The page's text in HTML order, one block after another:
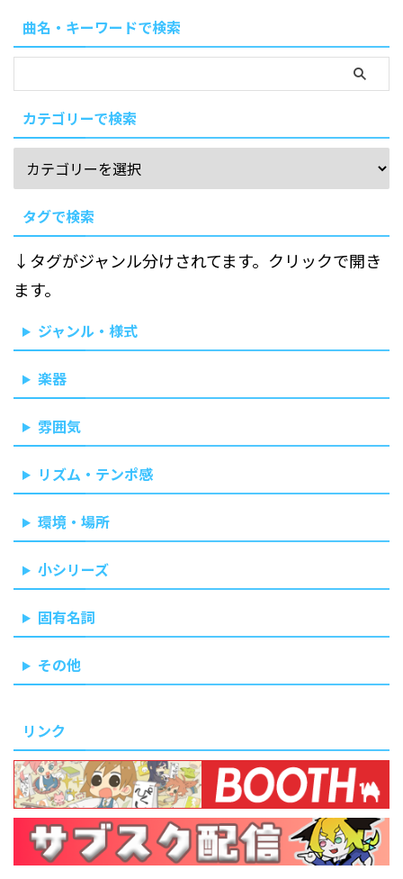
曲名・キーワードで検索
カテゴリーで検索
タグで検索
↓タグがジャンル分けされてます。クリックで開き
ます。
ジャンル・様式
楽器
雰囲気
リズム・テンポ感
環境・場所
小シリーズ
固有名詞
その他
リンク